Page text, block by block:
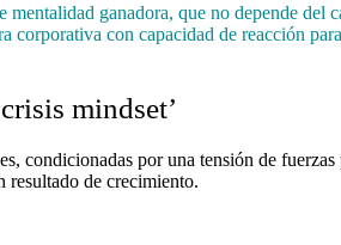
mentalidad ganadora, que no depende
corporativa con capacidad de reacción
mindset’
condicionadas por una tensión de
resultado de crecimiento.